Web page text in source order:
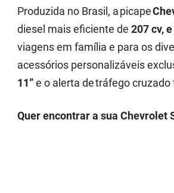
Produzida no Brasil, a picape
diesel mais eficiente de 207 cv,
viagens em família e para os
acessórios personalizáveis
11”e o alerta de tráfego cruzado
Quer encontrar a sua Chevrolet